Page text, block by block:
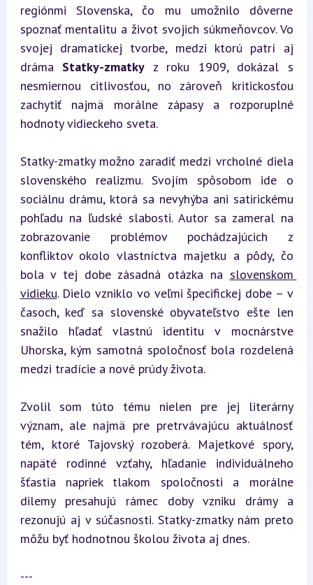
regiónmi Slovenska, čo mu umožnilo dôverne
spoznať mentalitu a život svojich súkmeňovcov. Vo
svojej dramatickej tvorbe, medzi ktorú patrí aj
dráma Statky-zmatky z roku 1909, dokázal s
nesmiernou citlivosťou, no zároveň kritickosťou
zachytiť najmä morálne zápasy a rozporuplné
hodnoty vidieckeho sveta.
Statky-zmatky možno zaradiť medzi vrcholné diela
slovenského realizmu. Svojím spôsobom ide o
sociálnu drámu, ktorá sa nevyhýba ani satirickému
pohľadu na ľudské slabosti. Autor sa zameral na
zobrazovanie problémov pochádzajúcich z
konfliktov okolo vlastníctva majetku a pôdy, čo
bola v tej dobe zásadná otázka na slovenskom
vidieku. Dielo vzniklo vo veľmi špecifickej dobe – v
časoch, keď sa slovenské obyvateľstvo ešte len
snažilo hľadať vlastnú identitu v mocnárstve
Uhorska, kým samotná spoločnosť bola rozdelená
medzi tradície a nové prúdy života.
Zvolil som túto tému nielen pre jej literárny
význam, ale najmä pre pretrvávajúcu aktuálnosť
tém, ktoré Tajovský rozoberá. Majetkové spory,
napäté rodinné vzťahy, hľadanie individuálneho
šťastia napriek tlakom spoločnosti a morálne
dilemy presahujú rámec doby vzniku drámy a
rezonujú aj v súčasnosti. Statky-zmatky nám preto
môžu byť hodnotnou školou života aj dnes.
---